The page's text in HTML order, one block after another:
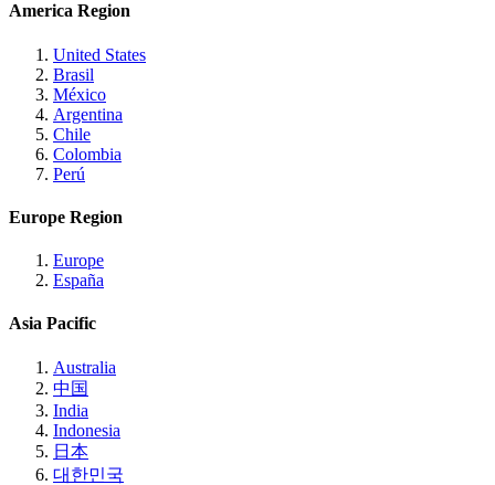
America Region
United States
Brasil
México
Argentina
Chile
Colombia
Perú
Europe Region
Europe
España
Asia Pacific
Australia
中国
India
Indonesia
日本
대한민국